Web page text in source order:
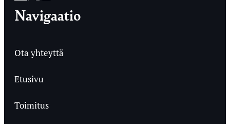
Navigaatio
Ota yhteyttä
Etusivu
Toimitus